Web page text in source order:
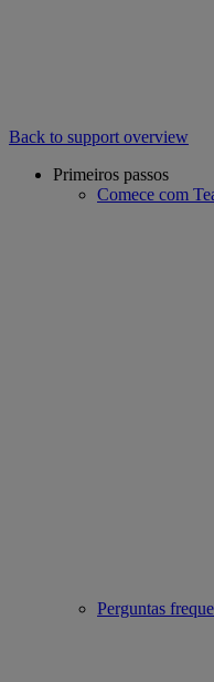
Back to support overview
Primeiros passos
Comece com
Perguntas